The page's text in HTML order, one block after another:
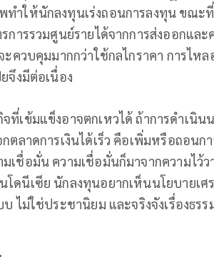
ทำให้นักลงทุนเร่งถอนการลงทุน ขณะ
การรวมศูนย์รายได้จากการส่งออกแล
ควบคุมมากกว่าใช้กลไกราคา การไห
จึงมีต่อเนื่อง
เข้มแข็งอาจตกเหวได้ ถ้าการดำเนิน
ตลาดการเงินได้เร็ว คือเพิ่มหรือถอนก
เชื่อมั่น ความเชื่อมั่นก็มาจากความไว้
ดนีเซีย นักลงทุนอยากเห็นนโยบายเ
ไม่ใช่ประชานิยม และจริงจังเรื่องธร